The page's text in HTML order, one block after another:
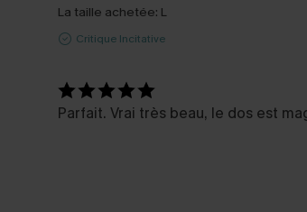
La taille achetée: L
Critique Incitative
Parfait. Vrai très beau, le dos est